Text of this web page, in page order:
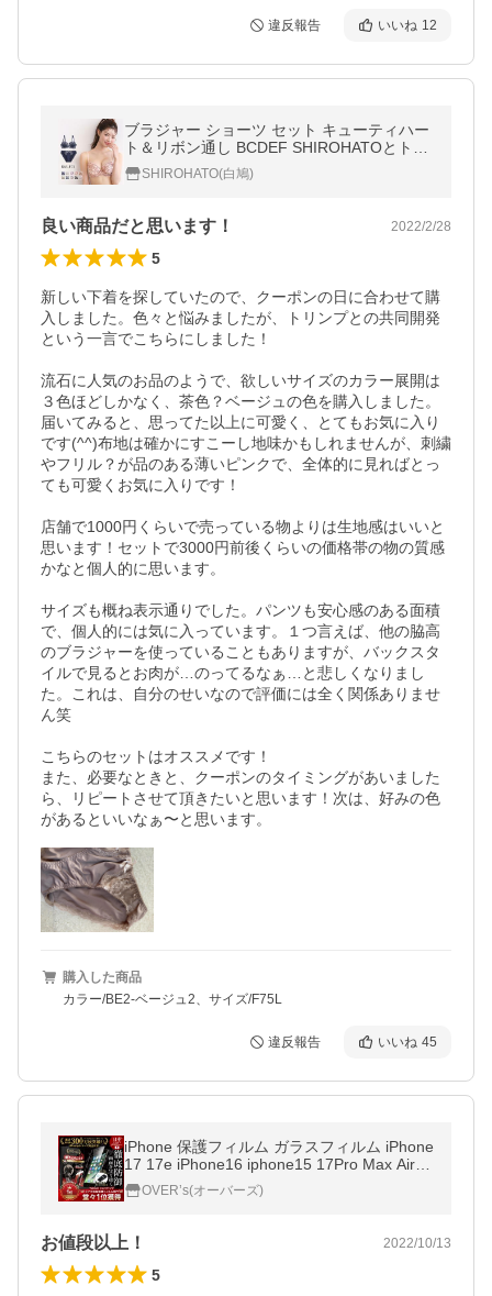
違反報告 いいね 12
ブラジャー ショーツ セット キューティハー
ト＆リボン通し BCDEF SHIROHATOとトリ
ンプの共同企画
SHIROHATO(白鳩)
良い商品だと思います！ 2022/2/28
5
新しい下着を探していたので、クーポンの日に合わせて購
入しました。色々と悩みましたが、トリンプとの共同開発
という一言でこちらにしました！
流石に人気のお品のようで、欲しいサイズのカラー展開は
３色ほどしかなく、茶色？ベージュの色を購入しました。
届いてみると、思ってた以上に可愛く、とてもお気に入り
です(^^)布地は確かにすこーし地味かもしれませんが、刺繍
やフリル？が品のある薄いピンクで、全体的に見ればとっ
ても可愛くお気に入りです！
店舗で1000円くらいで売っている物よりは生地感はいいと
思います！セットで3000円前後くらいの価格帯の物の質感
かなと個人的に思います。
サイズも概ね表示通りでした。パンツも安心感のある面積
で、個人的には気に入っています。１つ言えば、他の脇高
のブラジャーを使っていることもありますが、バックスタ
イルで見るとお肉が…のってるなぁ…と悲しくなりまし
た。これは、自分のせいなので評価には全く関係ありませ
ん笑
こちらのセットはオススメです！
また、必要なときと、クーポンのタイミングがあいました
ら、リピートさせて頂きたいと思います！次は、好みの色
があるといいなぁ〜と思います。
購入した商品
カラー/BE2-ベージュ2、サイズ/F75L
違反報告 いいね 45
iPhone 保護フィルム ガラスフィルム iPhone
17 17e iPhone16 iphone15 17Pro Max Air 1
6e 14 SE 13 pro Max plus 11 12 mini SE3 1
0Hガラスザムライ アイフォン
OVER’s(オーバーズ)
お値段以上！ 2022/10/13
5